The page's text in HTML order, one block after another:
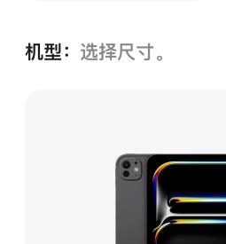
机型： 选择尺寸。